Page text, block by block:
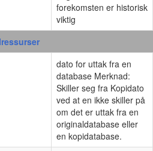
forekomsten er historisk
viktig
dato for uttak fra en
database Merknad:
Skiller seg fra Kopidato
ved at en ikke skiller på
om det er uttak fra en
originaldatabase eller
en kopidatabase.